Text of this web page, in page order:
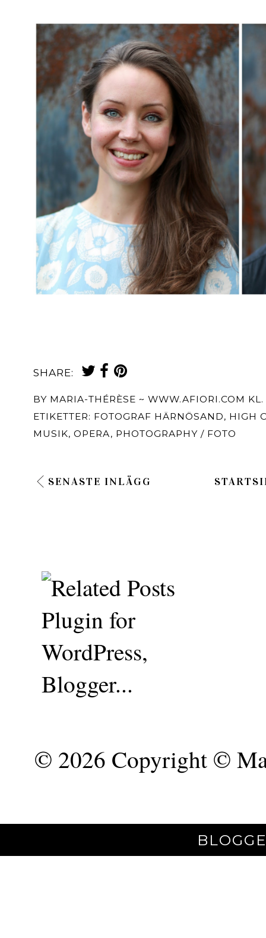
SHARE:
BY MARIA-THÉRÈSE ~ WWW.AFIORI.COM KL.
ETIKETTER: FOTOGRAF HÄRNÖSAND, HIGH
MUSIK, OPERA, PHOTOGRAPHY / FOTO
SENASTE INLÄGG
© 2026 Copyright ©